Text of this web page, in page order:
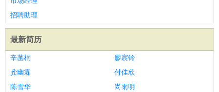
招聘助理
最新简历
辛菡桐
廖宸铃
龚幽霖
付佳欣
陈雪华
尚雨明